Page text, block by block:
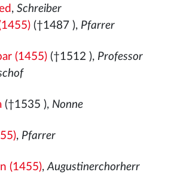
, Schreiber
(†1487 ), Pfarrer
(1455)(†1512 ), Professor
(†1535 ), Nonne
, Pfarrer
(1455),Augustinerchorherr